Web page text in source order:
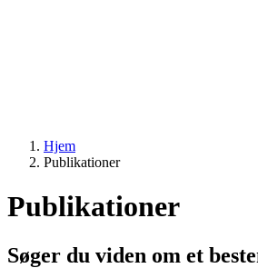
Hjem
Publikationer
Publikationer
Søger du viden om et